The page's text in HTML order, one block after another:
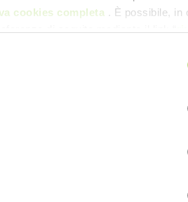
cookies completa . È possibile, in
DEL CENTRO
PROMOZIONI